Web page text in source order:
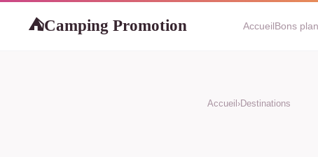
⛺Camping Promotion AccueilBons
Accueil ›Destinations